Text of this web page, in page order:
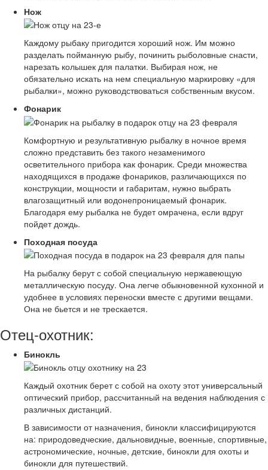
Нож
Каждому рыбаку пригодится хороший нож. Им можно
разделать пойманную рыбу, починить рыболовные снасти,
нарезать колышек для палатки. Выбирая нож, не
обязательно искать на нем специальную маркировку «для
рыбалки», можно руководствоваться собственным вкусом.
Фонарик
Комфортную и результативную рыбалку в ночное время
сложно представить без такого незаменимого
осветительного прибора как фонарик. Среди множества
находящихся в продаже фонариков, различающихся по
конструкции, мощности и габаритам, нужно выбрать
влагозащитный или водонепроницаемый фонарик.
Благодаря ему рыбалка не будет омрачена, если вдруг
пойдет дождь.
Походная посуда
На рыбалку берут с собой специальную нержавеющую
металлическую посуду. Она легче обыкновенной кухонной и
удобнее в условиях переноски вместе с другими вещами.
Она не бьется и не трескается.
Отец-охотник:
Бинокль
Каждый охотник берет с собой на охоту этот универсальный
оптический прибор, рассчитанный на ведения наблюдения с
различных дистанций.
В зависимости от назначения, бинокли классифицируются
на: природоведческие, дальновидные, военные, спортивные,
астрономические, ночные, детские, бинокли для охоты и
бинокли для путешествий.